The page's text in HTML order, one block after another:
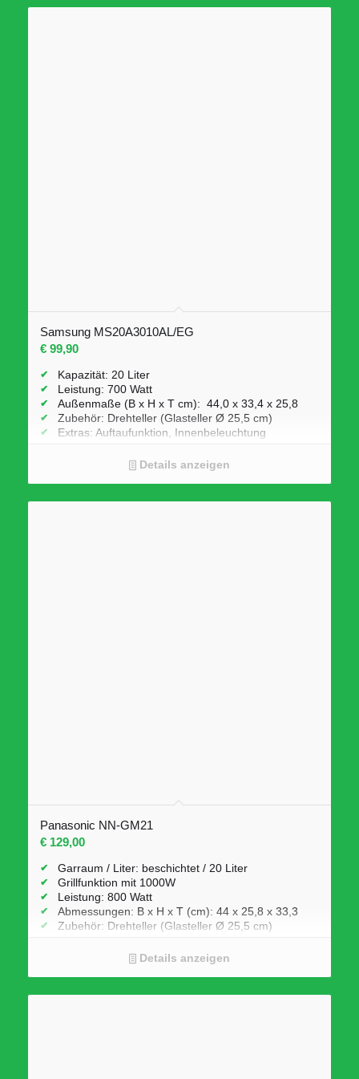
Samsung MS20A3010AL/EG
€99,90
Kapazität: 20 Liter
Leistung: 700 Watt
Außenmaße (B x H x T cm): 44,0 x 33,4 x 25,8
Zubehör: Drehteller (Glasteller Ø 25,5 cm)
Extras: Auftaufunktion, Innenbeleuchtung
Details anzeigen
Panasonic NN-GM21
€129,00
Garraum / Liter: beschichtet / 20 Liter
Grillfunktion mit 1000W
Leistung: 800 Watt
Abmessungen: B x H x T (cm): 44 x 25,8 x 33,3
Zubehör: Drehteller (Glasteller Ø 25,5 cm)
Details anzeigen